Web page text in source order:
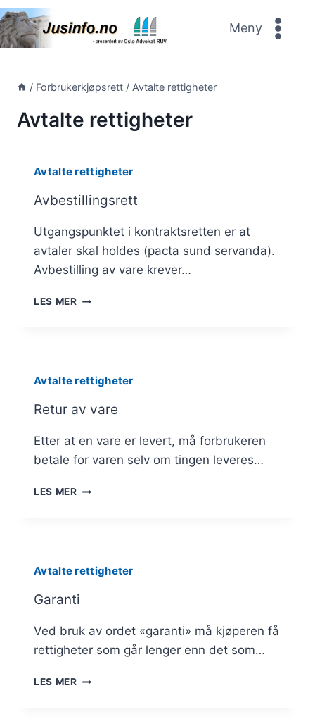
Skip
to
content
Meny
/ Forbrukerkjøpsrett / Avtalte rettigheter
Avtalte rettigheter
Avtalte rettigheter
Avbestillingsrett
Utgangspunktet i kontraktsretten er at
avtaler skal holdes (pacta sund servanda).
Avbestilling av vare krever…
LES MERAVBESTILLINGSRETT
Avtalte rettigheter
Retur av vare
Etter at en vare er levert, må forbrukeren
betale for varen selv om tingen leveres…
LES MERRETUR
Avtalte rettigheter
Garanti
Ved bruk av ordet «garanti» må kjøperen få
rettigheter som går lenger enn det som…
LES MERGARANTI